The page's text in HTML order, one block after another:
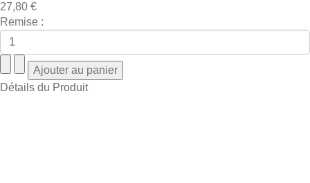
27,80 €
Remise :
Détails du Produit